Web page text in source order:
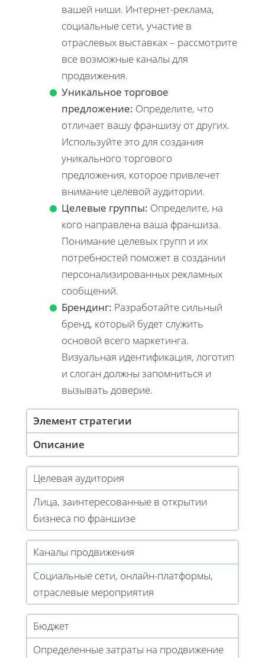
вашей ниши. Интернет-реклама,
социальные сети, участие в
отраслевых выставках – рассмотрите
все возможные каналы для
продвижения.
Уникальное торговое
предложение: Определите, что
отличает вашу франшизу от других.
Используйте это для создания
уникального торгового
предложения, которое привлечет
внимание целевой аудитории.
Целевые группы: Определите, на
кого направлена ваша франшиза.
Понимание целевых групп и их
потребностей поможет в создании
персонализированных рекламных
сообщений.
Брендинг: Разработайте сильный
бренд, который будет служить
основой всего маркетинга.
Визуальная идентификация, логотип
и слоган должны запомниться и
вызывать доверие.
Элемент стратегии
Описание
Целевая аудитория
Лица, заинтересованные в открытии
бизнеса по франшизе
Каналы продвижения
Социальные сети, онлайн-платформы,
отраслевые мероприятия
Бюджет
Определенные затраты на продвижение